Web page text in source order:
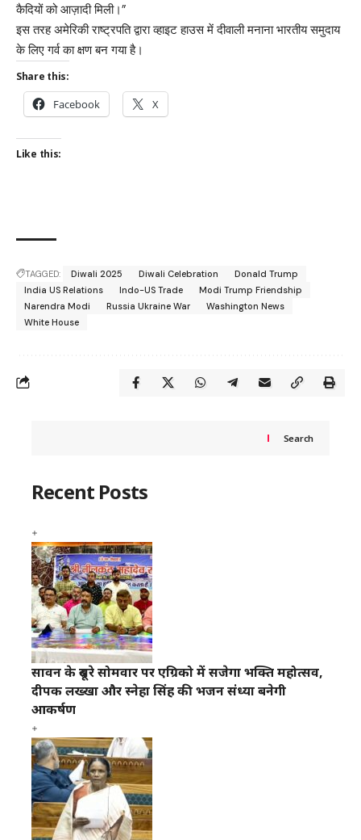
कैदियों को आज़ादी मिली।”
इस तरह अमेरिकी राष्ट्रपति द्वारा व्हाइट हाउस में दीवाली मनाना भारतीय समुदाय
के लिए गर्व का क्षण बन गया है।
Share this:
Facebook X
Like this:
TAGGED: Diwali 2025 Diwali Celebration
Donald Trump
India US Relations
Indo-US Trade
Modi Trump Friendship
Narendra Modi
Russia Ukraine War
Washington News
White House
Search
Recent Posts
सावन के दूसरे सोमवार पर एग्रिको में सजेगा भक्ति महोत्सव,
दीपक लख्खा और स्नेहा सिंह की भजन संध्या बनेगी
आकर्षण